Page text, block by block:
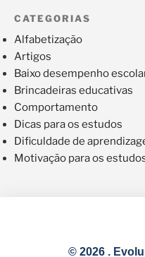
CATEGORIAS
Alfabetização
Artigos
Baixo desempenho
Brincadeiras educativas
Comportamento
Dicas para os estudos
Dificuldade de
Motivação para os
© 2026 .